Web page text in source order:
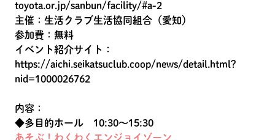
toyota.or.jp/sanbun/facility/#a-2
主催：生活クラブ生活協同組合（愛知）
参加費：無料
イベント紹介サイト：
https://aichi.seikatsuclub.coop/news/detail.html?
nid=1000026762
内容：
◆多目的ホール 10:30～15:30
あそぶ！わくわくエンジョイゾーン